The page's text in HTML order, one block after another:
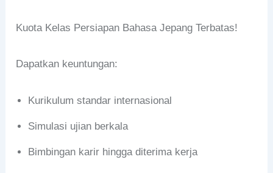
Kuota Kelas Persiapan Bahasa Jepang Terbatas!
Dapatkan keuntungan:
Kurikulum standar internasional
Simulasi ujian berkala
Bimbingan karir hingga diterima kerja